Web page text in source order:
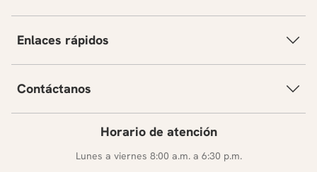
Enlaces rápidos
Contáctanos
Horario de atención
Lunes a viernes 8:00 a.m. a 6:30 p.m.